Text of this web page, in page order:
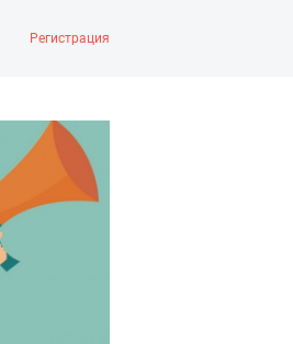
Регистрация